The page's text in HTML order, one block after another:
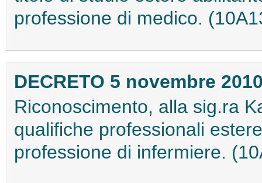
professione di medico.
DECRETO 5 novembre
Riconoscimento, alla sig.ra
qualifiche professionali
professione di infermiere.